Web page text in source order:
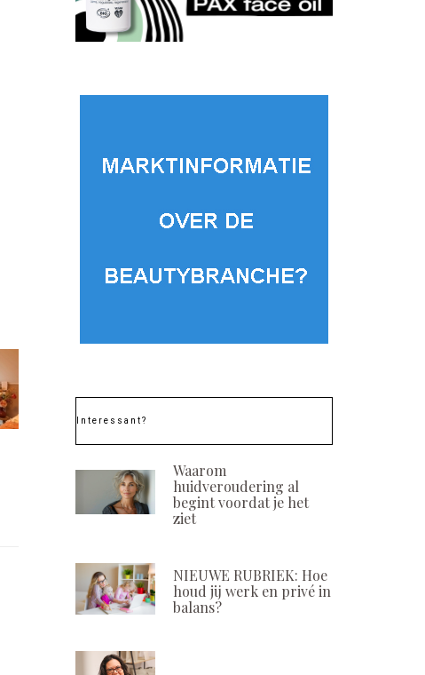
Interessant?
Waarom
huidveroudering al
begint voordat je het
ziet
NIEUWE RUBRIEK: Hoe
houd jij werk en privé in
balans?